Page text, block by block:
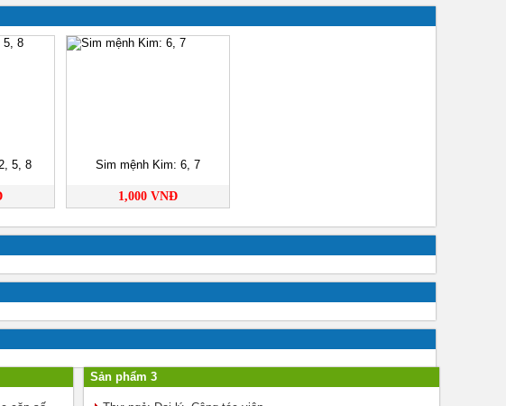
5, 8 Sim mệnh Kim: 6, 7
1,000 VNĐ
Sản phẩm 3